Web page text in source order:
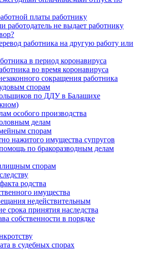
платы работнику
работодатель не выдает работнику
работника на другую работу или
в период коронавируса
во время коронавируса
сокращения работника
спорам
по ДДУ в Балашихе
особого производства
делам
спорам
нажитого имущества супругов
по бракоразводным делам
спорам
родства
имущества
недействительным
срока принятия наследства
собственности в порядке
в судебных спорах